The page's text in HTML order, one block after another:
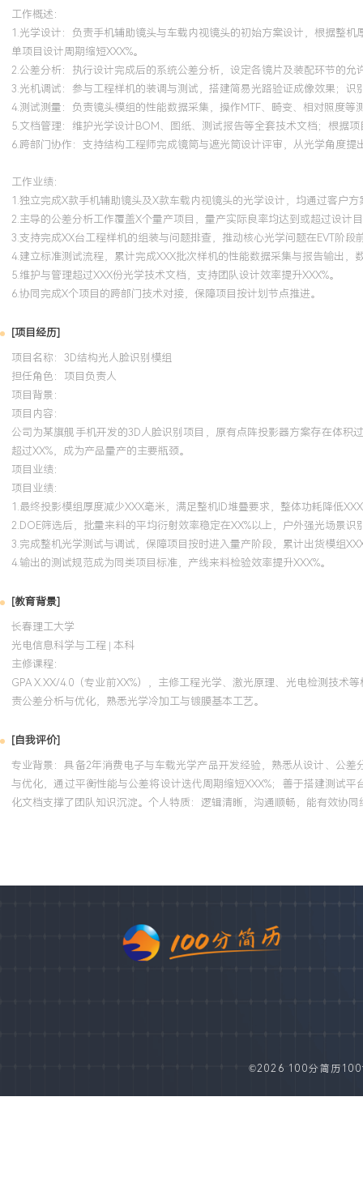
工作概述：
1.光学设计：负责手机辅助镜头与车载内视镜头的初始方案设计，根据整
单项目设计周期缩短XXX%。
2.公差分析：执行设计完成后的系统公差分析，设定各镜片及装配环节的
3.光机调试：参与工程样机的装调与测试，搭建简易光路验证成像效果；
4.测试测量：负责镜头模组的性能数据采集，操作MTF、畸变、相对照度
5.文档管理：维护光学设计BOM、图纸、测试报告等全套技术文档；根据
6.跨部门协作：支持结构工程师完成镜筒与遮光筒设计评审，从光学角度
工作业绩：
1.独立完成X款手机辅助镜头及X款车载内视镜头的光学设计，均通过客户
2.主导的公差分析工作覆盖X个量产项目，量产实际良率均达到或超过设计
3.支持完成XX台工程样机的组装与问题排查，推动核心光学问题在EVT阶段
4.建立标准测试流程，累计完成XXX批次样机的性能数据采集与报告输出，
5.维护与管理超过XXX份光学技术文档，支持团队设计效率提升XXX%。
6.协同完成X个项目的跨部门技术对接，保障项目按计划节点推进。
[项目经历]
项目名称：3D结构光人脸识别模组
担任角色： 项目负责人
项目背景：
项目内容：
公司为某旗舰手机开发的3D人脸识别项目，原有点阵投影器方案存在体积
超过XX%，成为产品量产的主要瓶颈。
项目业绩：
项目业绩：
1.最终投影模组厚度减少XXX毫米，满足整机ID堆叠要求，整体功耗降低
2.DOE筛选后，批量来料的平均衍射效率稳定在XX%以上，户外强光场景识
3.完成整机光学测试与调试，保障项目按时进入量产阶段，累计出货模组
4.输出的测试规范成为同类项目标准，产线来料检验效率提升XXX%。
[教育背景]
长春理工大学
光电信息科学与工程 | 本科
主修课程：
GPA X.XX/4.0（专业前XX%），主修工程光学、激光原理、光电检测技
责公差分析与优化，熟悉光学冷加工与镀膜基本工艺。
[自我评价]
专业背景：具备2年消费电子与车载光学产品开发经验，熟悉从设计、公
与优化，通过平衡性能与公差将设计迭代周期缩短XXX%；善于搭建测试
化文档支撑了团队知识沉淀。个人特质：逻辑清晰，沟通顺畅，能有效协
©2026 100分简历